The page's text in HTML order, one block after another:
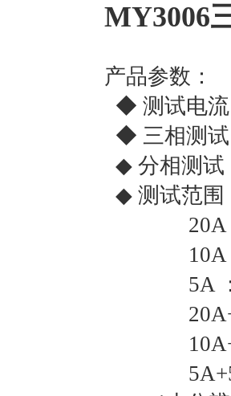
MY3006
产品参数：
◆ 测试电
◆ 三相测试
◆ 分相测试
◆ 测试范
20A：
10A：
5A ：
5A+5A